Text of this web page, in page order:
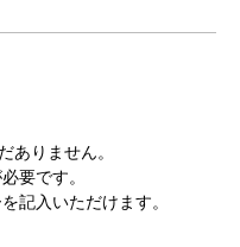
ありません。
要です。
記入いただけます。